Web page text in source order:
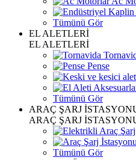
Tümünü Gör
EL ALETLERİ
EL ALETLERİ
Pense
Tümünü Gör
ARAÇ ŞARJ
ARAÇ ŞARJ
Tümünü Gör